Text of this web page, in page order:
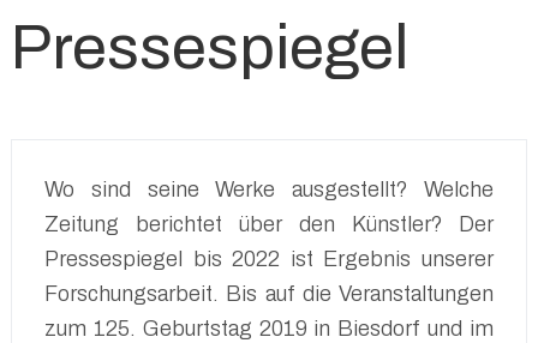
Pressespiegel
Wo sind seine Werke ausgestellt? Welche
Zeitung berichtet über den Künstler? Der
Pressespiegel bis 2022 ist Ergebnis unserer
Forschungsarbeit. Bis auf die Veranstaltungen
zum 125. Geburtstag 2019 in Biesdorf und im